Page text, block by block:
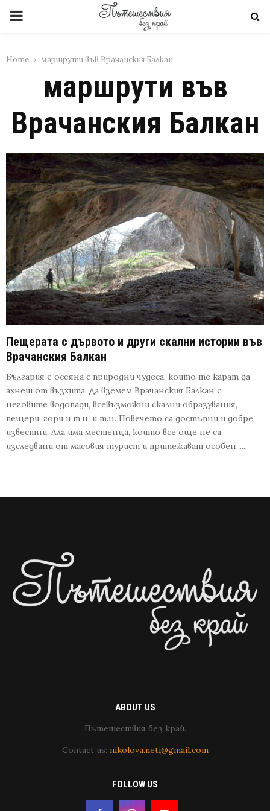
PRIMARY
Home маршрути във Врачанския Балкан
маршрути във
Врачанския Балкан
Пещерата с дървото и други скални истории във
Врачанския Балкан
България е осеяна с природни чудеса, които те карат да
ахнеш от възхита. Да вземем Врачанския Балкан с
неговите водопади, всевъзможни скални образувания,
пещери, гори и т.н. и т.н. Повечето са достъпни и добре
известни. Ала има местенца, които все още не са
изследвани от масовия турист и притежават особен......
ABOUT US
Пътешествия без край.
Contact us: nikolova.neti@gmail.com
FOLLOW US